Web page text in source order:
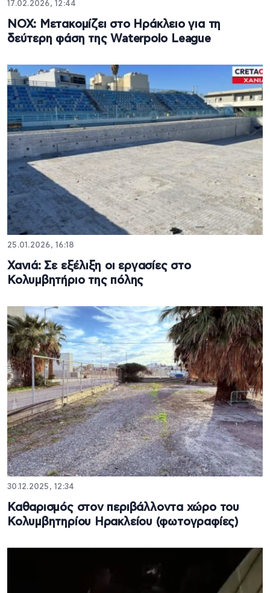
17.02.2026, 12:44
ΝΟΧ: Μετακομίζει στο Ηράκλειο για τη
δεύτερη φάση της Waterpolo League
25.01.2026, 16:18
Χανιά: Σε εξέλιξη οι εργασίες στο
Κολυμβητήριο της πόλης
30.12.2025, 12:34
Καθαρισμός στον περιβάλλοντα χώρο του
Κολυμβητηρίου Ηρακλείου (φωτογραφίες)